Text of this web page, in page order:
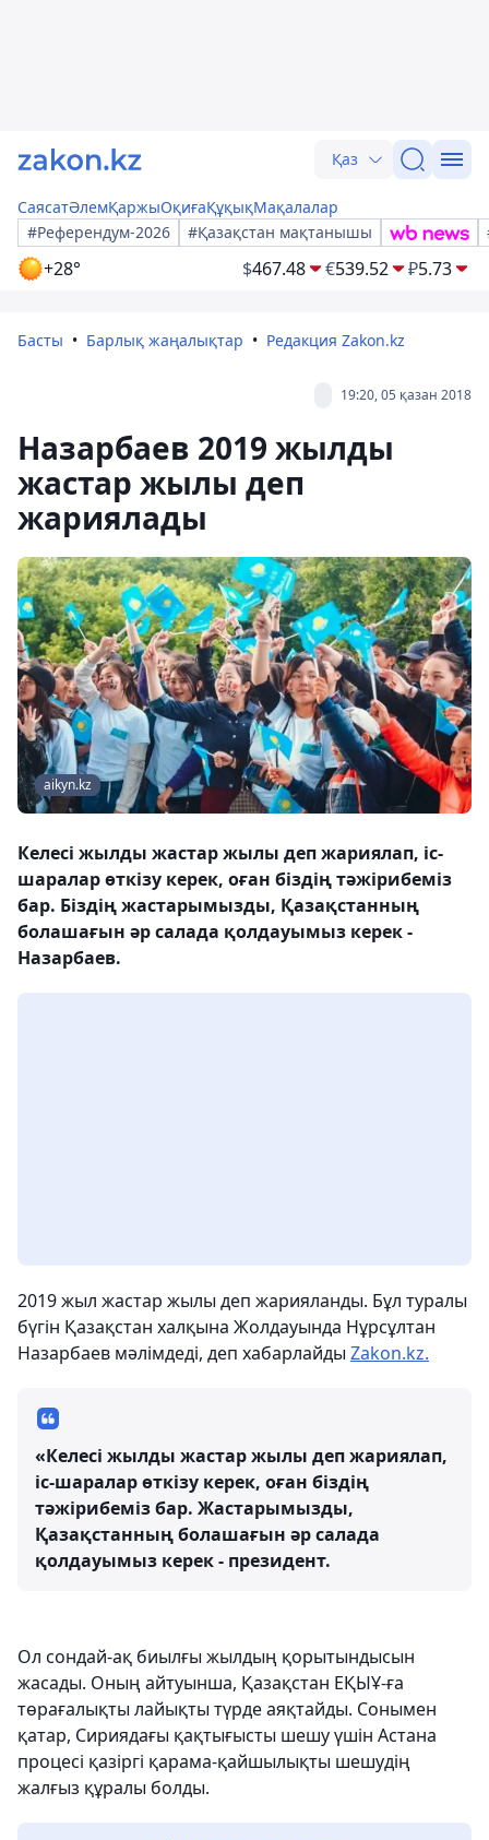
Қаз
СаясатӘлемҚаржыОқиғаҚұқықМақалалар
#Референдум-2026
#Қазақстан мақтанышы
+28° $467.48 €539.52 ₽5.73
Басты Барлық жаңалықтар Редакция Zakon.kz
19:20, 05 қазан 2018
Назарбаев 2019 жылды
жастар жылы деп
жариялады
aikyn.kz
Келесі жылды жастар жылы деп жариялап, іс-
шаралар өткізу керек, оған біздің тәжірибеміз
бар. Біздің жастарымызды, Қазақстанның
болашағын әр салада қолдауымыз керек -
Назарбаев.
2019 жыл жастар жылы деп жарияланды. Бұл туралы
бүгін Қазақстан халқына Жолдауында Нұрсұлтан
Назарбаев мәлімдеді, деп хабарлайды Zakon.kz.
«Келесі жылды жастар жылы деп жариялап,
іс-шаралар өткізу керек, оған біздің
тәжірибеміз бар. Жастарымызды,
Қазақстанның болашағын әр салада
қолдауымыз керек - президент.
Ол сондай-ақ биылғы жылдың қорытындысын
жасады. Оның айтуынша, Қазақстан ЕҚЫҰ-ға
төрағалықты лайықты түрде аяқтайды. Сонымен
қатар, Сириядағы қақтығысты шешу үшін Астана
процесі қазіргі қарама-қайшылықты шешудің
жалғыз құралы болды.